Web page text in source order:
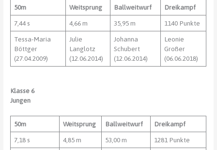
50m Weitsprung Ballweitwurf Dreikampf
7,44 s 4,66 m 35,95 m 1140 Punkte
Tessa-Maria
Böttger
(27.04.2009)
Julie
Langlotz
(12.06.2014)
Johanna
Schubert
(12.06.2014)
Leonie
Großer
(06.06.2018)
Klasse 6
Jungen
50m Weitsprung Ballweitwurf Dreikampf
7,18 s 4,85 m 53,00 m 1281 Punkte